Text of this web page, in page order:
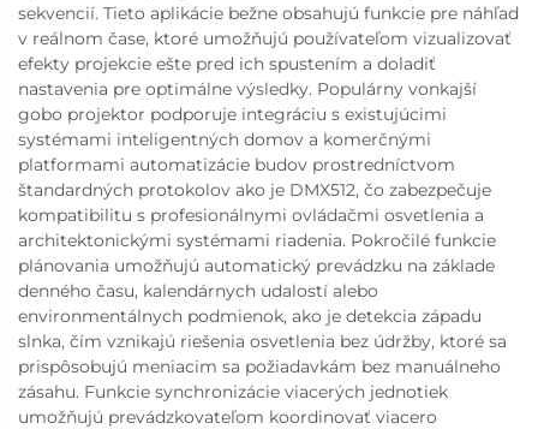
sekvencií. Tieto aplikácie bežne obsahujú funkcie pre náhľad
v reálnom čase, ktoré umožňujú používateľom vizualizovať
efekty projekcie ešte pred ich spustením a doladiť
nastavenia pre optimálne výsledky. Populárny vonkajší
gobo projektor podporuje integráciu s existujúcimi
systémami inteligentných domov a komerčnými
platformami automatizácie budov prostredníctvom
štandardných protokolov ako je DMX512, čo zabezpečuje
kompatibilitu s profesionálnymi ovládačmi osvetlenia a
architektonickými systémami riadenia. Pokročilé funkcie
plánovania umožňujú automatický prevádzku na základe
denného času, kalendárnych udalostí alebo
environmentálnych podmienok, ako je detekcia západu
slnka, čím vznikajú riešenia osvetlenia bez údržby, ktoré sa
prispôsobujú meniacim sa požiadavkám bez manuálneho
zásahu. Funkcie synchronizácie viacerých jednotiek
umožňujú prevádzkovateľom koordinovať viacero